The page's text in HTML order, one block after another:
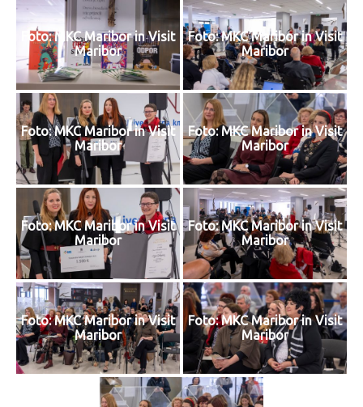
Foto: MKC Maribor in Visit
Maribor
Foto: MKC Maribor in Visit
Maribor
Foto: MKC Maribor in Visit
Maribor
Foto: MKC Maribor in Visit
Maribor
Foto: MKC Maribor in Visit
Maribor
Foto: MKC Maribor in Visit
Maribor
Foto: MKC Maribor in Visit
Maribor
Foto: MKC Maribor in Visit
Maribor